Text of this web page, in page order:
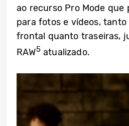
ao recurso Pro Mode que
para fotos e vídeos,
frontal quanto traseiras,
RAW5atualizado.